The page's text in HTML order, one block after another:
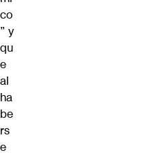
co
” y
qu
e
al
ha
be
rs
e